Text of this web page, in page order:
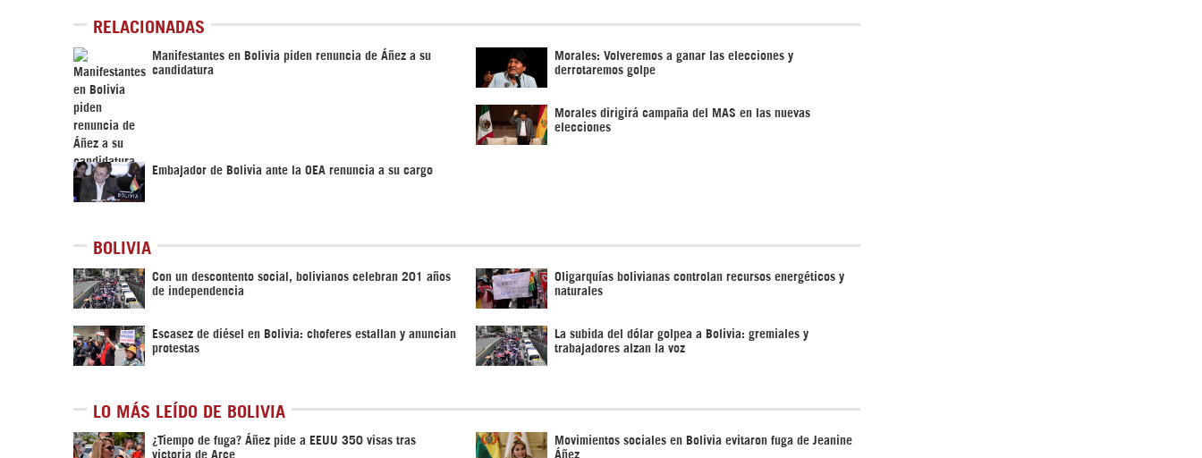
RELACIONADAS
Manifestantes en Bolivia piden renuncia de Áñez a su
candidatura
Morales: Volveremos a ganar las elecciones y
derrotaremos golpe
Morales dirigirá campaña del MAS en las nuevas
elecciones
Embajador de Bolivia ante la OEA renuncia a su cargo
BOLIVIA
Con un descontento social, bolivianos celebran 201 años
de independencia
Oligarquías bolivianas controlan recursos energéticos y
naturales
Escasez de diésel en Bolivia: choferes estallan y anuncian
protestas
La subida del dólar golpea a Bolivia: gremiales y
trabajadores alzan la voz
LO MÁS LEÍDO DE BOLIVIA
¿Tiempo de fuga? Áñez pide a EEUU 350 visas tras
victoria de Arce
Movimientos sociales en Bolivia evitaron fuga de Jeanine
Áñez